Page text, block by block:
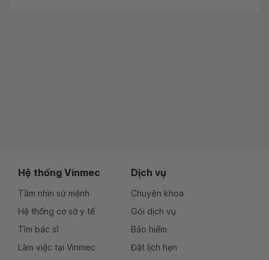
Hệ thống Vinmec
Tầm nhìn sứ mệnh
Hệ thống cơ sở y tế
Tìm bác sĩ
Làm việc tại Vinmec
Dịch vụ
Chuyên khoa
Gói dịch vụ
Bảo hiểm
Đặt lịch hẹn